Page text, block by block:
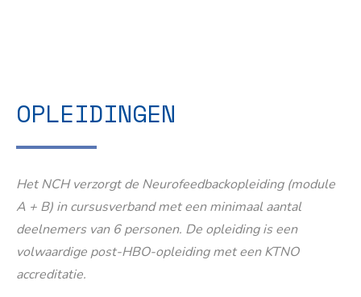
OPLEIDINGEN
Het NCH verzorgt de Neurofeedbackopleiding (module
A + B) in cursusverband met een minimaal aantal
deelnemers van 6 personen. De opleiding is een
volwaardige post-HBO-opleiding met een KTNO
accreditatie.